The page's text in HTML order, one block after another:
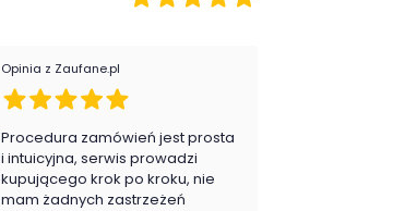
Opinia z Zaufane.pl
Procedura zamówień jest prosta
i intuicyjna, serwis prowadzi
kupującego krok po kroku, nie
mam żadnych zastrzeżeń